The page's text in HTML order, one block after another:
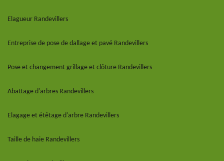
Elagueur Randevillers
Entreprise de pose de dallage et pavé Randevillers
Pose et changement grillage et clôture Randevillers
Abattage d'arbres Randevillers
Elagage et étêtage d'arbre Randevillers
Taille de haie Randevillers